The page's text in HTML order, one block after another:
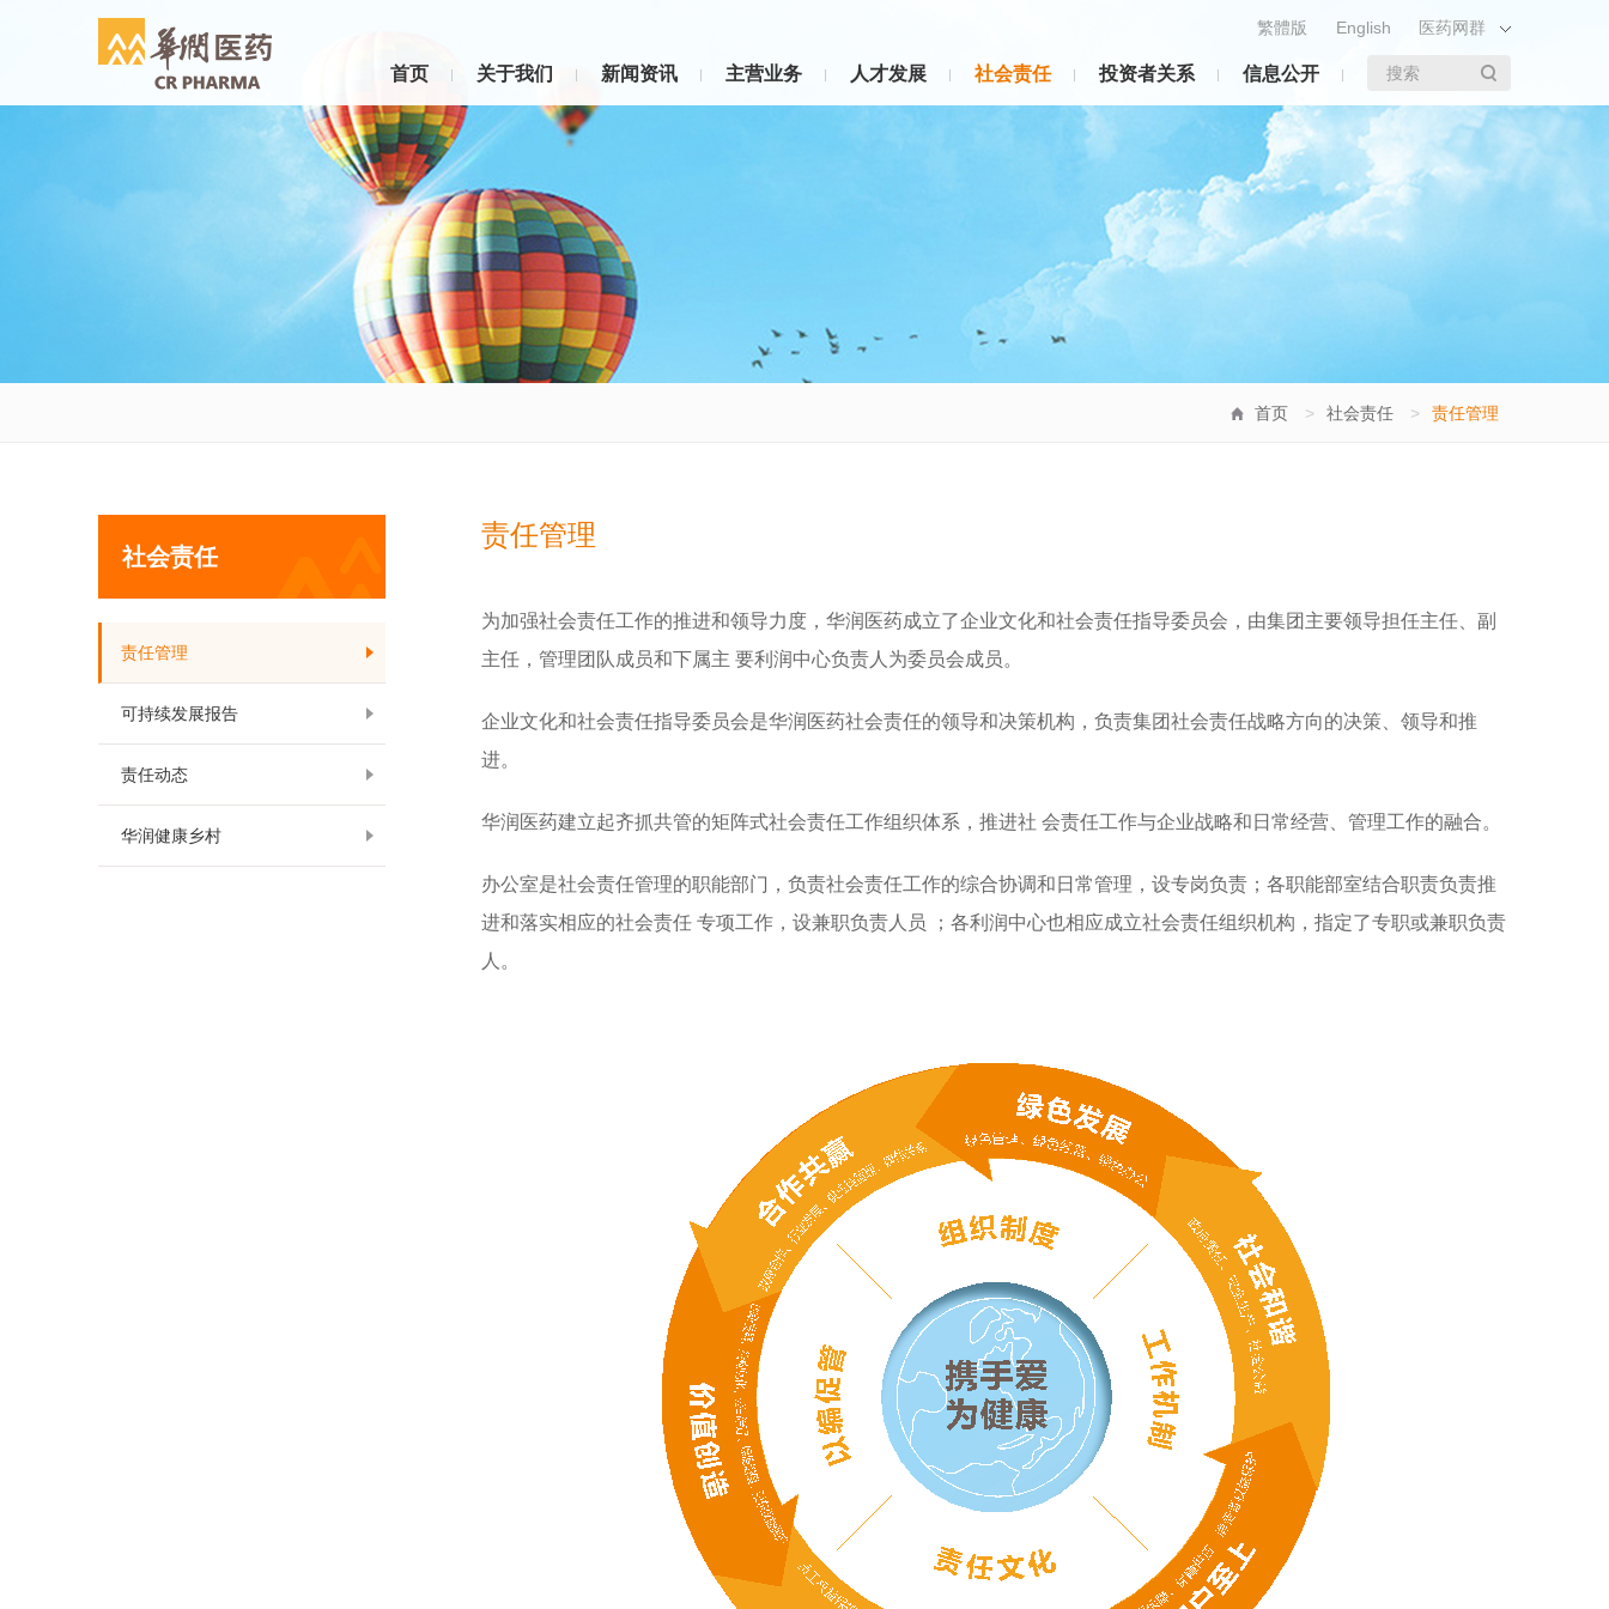
首页 关于我们 新闻资讯 主营业务 人才发展 社会责任 投资者关系 信息公开
医药网群
繁體版 English
搜索
首页 > 社会责任 > 责任管理
社会责任
责任管理
可持续发展报告
责任动态
华润健康乡村
责任管理
为加强社会责任工作的推进和领导力度，华润医药成立了企业文化和社会责任指导委员会，由集团主要领导担任主任、副
主任，管理团队成员和下属主 要利润中心负责人为委员会成员。
企业文化和社会责任指导委员会是华润医药社会责任的领导和决策机构，负责集团社会责任战略方向的决策、领导和推
进。
华润医药建立起齐抓共管的矩阵式社会责任工作组织体系，推进社 会责任工作与企业战略和日常经营、管理工作的融合。
办公室是社会责任管理的职能部门，负责社会责任工作的综合协调和日常管理，设专岗负责；各职能部室结合职责负责推
进和落实相应的社会责任 专项工作，设兼职负责人员 ；各利润中心也相应成立社会责任组织机构，指定了专职或兼职负责
人。